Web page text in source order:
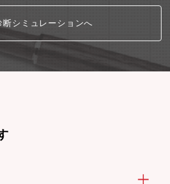
断シミュレーションへ